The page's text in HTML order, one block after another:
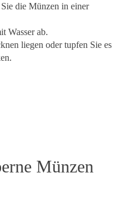
die Münzen in einer
Wasser ab.
liegen oder tupfen Sie es
Münzen